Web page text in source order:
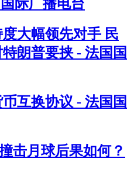
际广播电台
大幅领先对手 民
朗普要挟 - 法国国
互换协议 - 法国国
击月球后果如何？